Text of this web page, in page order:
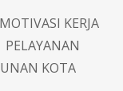
KERJA
KOTA